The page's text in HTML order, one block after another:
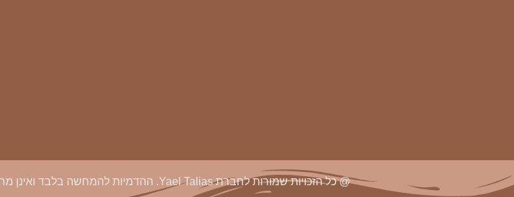
@ כל הזכויות שמורות לחברת Yael Talias. ההדמיות להמחשה בלבד ואינן מחייבות את החברה.